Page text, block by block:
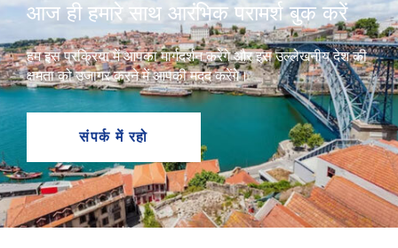
आज ही हमारे साथ आरंभिक परामर्श बुक करें
हम इस प्रक्रिया में आपका मार्गदर्शन करेंगे और इस उल्लेखनीय देश की
क्षमता को उजागर करने में आपकी मदद करेंगे।
संपर्क में रहो